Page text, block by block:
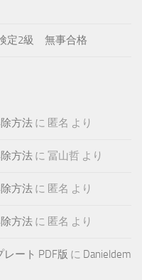
定2級 無事合格
方法 に 匿名 より
方法 に 冨山哲 より
方法 に 匿名 より
方法 に 匿名 より
レート PDF版 に Danieldem